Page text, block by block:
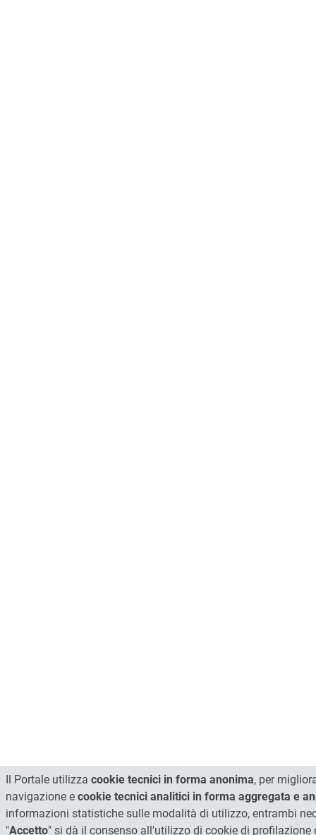
Il Portale utilizza cookie tecnici in forma anonima, per
navigazione e cookie tecnici analitici in forma aggregata e
informazioni statistiche sulle modalità di utilizzo, entrambi
"Accetto" si dà il consenso all'utilizzo di cookie di profilazione